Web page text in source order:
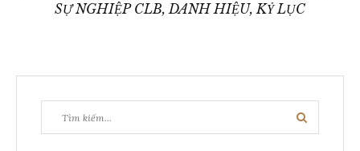
ớ
SỰ NGHIỆP CLB, DANH HIỆU, KỶ LỤC
ì
T
ì